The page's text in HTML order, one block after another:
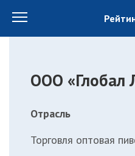
ООО «Глобал
Отрасль
Торговля оптовая